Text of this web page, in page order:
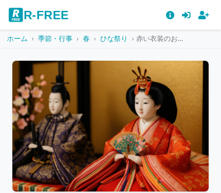
R-FREE
ホーム 季節・行事 春 ひな祭り 赤い衣装のお雛様とお内裏様のひな祭り飾り